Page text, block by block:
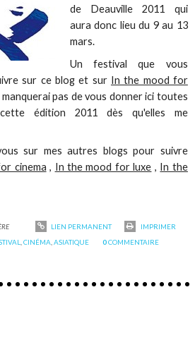
de Deauville 2011 qui
aura donc lieu du 9 au 13
mars.
Un festival que vous
sur ce blog et sur In the mood for
pas de vous donner ici toutes
édition 2011 dès qu'elles me
sur mes autres blogs pour suivre
cinema , In the mood for luxe , In the
LIEN PERMANENT
IMPRIMER
,CINÉMA ,ASIATIQUE 0COMMENTAIRE